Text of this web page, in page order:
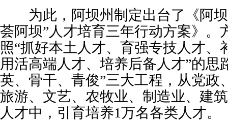
为此，阿坝州制定出台了《阿坝
荟阿坝”人才培育三年行动方案》。
照“抓好本土人才、育强专技人才、
用活高端人才、培养后备人才”的思
英、骨干、青俊”三大工程，从党政
旅游、文艺、农牧业、制造业、建
人才中，引育培养1万名各类人才。